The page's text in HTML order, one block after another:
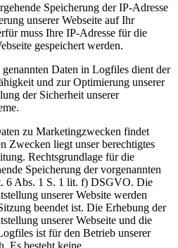
Speicherung der IP-Adresse
unserer Webseite auf Ihr
muss Ihre IP-Adresse für die
gespeichert werden.
Daten in Logfiles dient der
und zur Optimierung unserer
der Sicherheit unserer
zu Marketingzwecken findet
Zwecken liegt unser berechtigtes
Rechtsgrundlage für die
Speicherung der vorgenannten
6 Abs. 1 S. 1 lit. f) DSGVO. Die
unserer Website werden
beendet ist. Die Erhebung der
unserer Webseite und die
ist für den Betrieb unserer
Es besteht keine